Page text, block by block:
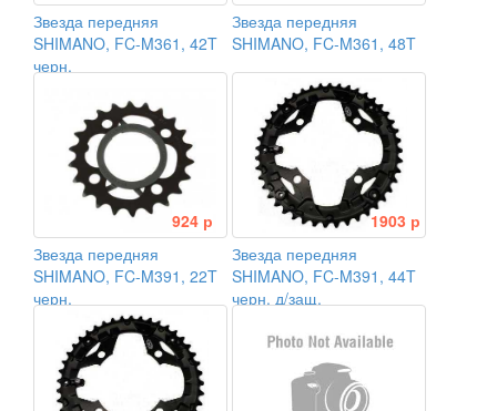
Звезда передняя
SHIMANO, FC-M361, 42T
черн.
Звезда передняя
SHIMANO, FC-M361, 48T
924 р
Звезда передняя
SHIMANO, FC-M391, 22T
черн.
1903 р
Звезда передняя
SHIMANO, FC-M391, 44T
черн. д/защ.